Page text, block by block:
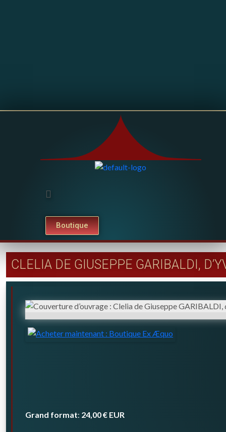
Boutique
CLELIA DE GIUSEPPE GARIBALDI,
Grand format: 24,00 € EUR